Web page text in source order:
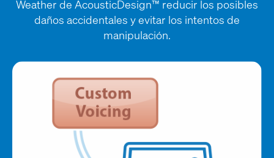
Weather de AcousticDesign™ reducir los posibles
daños accidentales y evitar los intentos de
manipulación.